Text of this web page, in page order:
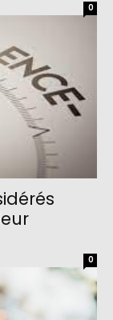
0
0